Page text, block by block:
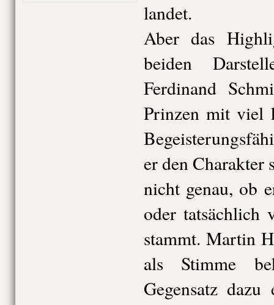
landet.
Aber das
beiden
Ferdinand
Prinzen mit viel
er den Charakter
nicht genau, ob
oder tatsächlich
stammt. Martin
als Stimme
Gegensatz